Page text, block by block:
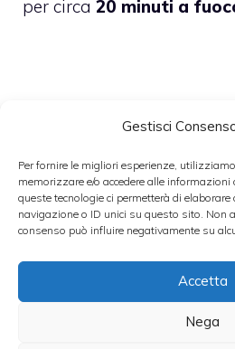
Gestisci
Per fornire le migliori esperienze,
memorizzare e/o accedere alle
queste tecnologie ci permetterà di
navigazione o ID unici su questo sito. Non
consenso può influire negativamente su
Accetta
Nega
per circa 20 minuti a
Aggiungete il sale e il
Quando la carnesi sarà
macinatela con le lame
mixer: unite nella stessa
parmigiano grattugiato,
po’ sbattuto, la scorza